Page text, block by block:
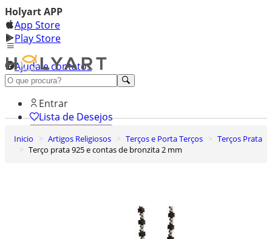
Holyart APP
App Store
Play Store
Ajuda e contatos
Conheça premium
Entrar
Lista de Desejos
0
Carrinho de Compras
Inicio Artigos Religiosos Terços e Porta Terços
Terços Prata
Terço prata 925 e contas de bronzita 2 mm